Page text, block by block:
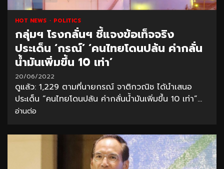
HOT NEWS POLITICS
กลุ่มฯ โรงกลั่นฯ ชี้แจงข้อเท็จจริง
ประเด็น ‘กรณ์’ ‘คนไทยโดนปล้น ค่ากลั่น
น้ำมันเพิ่มขึ้น 10 เท่า’
20/06/2022
ดูแล้ว: 1,229 ตามที่นายกรณ์ จาติกวณิช ได้นำเสนอ
ประเด็น “คนไทยโดนปล้น ค่ากลั่นน้ำมันเพิ่มขึ้น 10 เท่า”...
อ่านต่อ